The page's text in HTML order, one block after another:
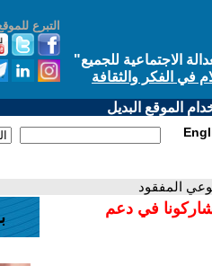
التبرع
الاجتماعية للجميع"
في الفكر والثقافة
الموقع البديل
المفقود
في دعم